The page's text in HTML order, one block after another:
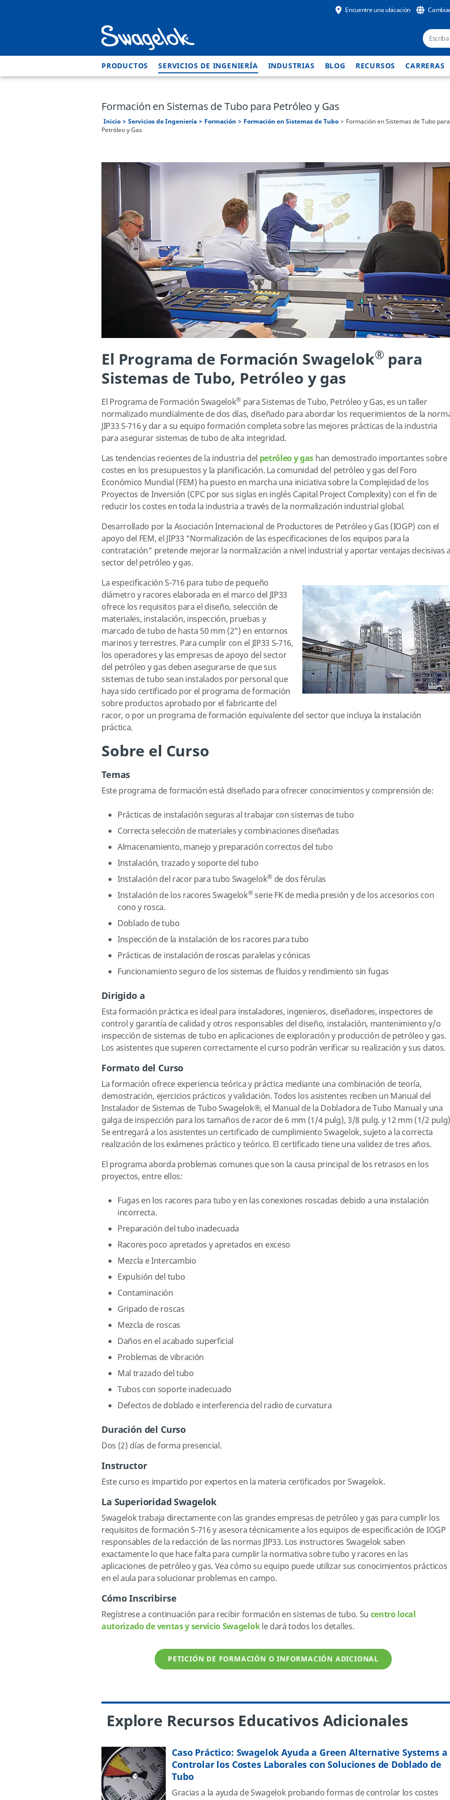
Encuentre una ubicación
PRODUCTOS SERVICIOS DE INGENIERÍA INDUSTRIAS BLOG RECURSOS CARRERAS
Formación en Sistemas de Tubo para Petróleo y Gas
Inicio Servicios de Ingeniería Formación Formación en Sistemas de Tubo
Formación en Sistemas de Tubo para
Petróleo y Gas
El Programa de Formación Swagelok® para
Sistemas de Tubo, Petróleo y gas
El Programa de Formación Swagelok® para Sistemas de Tubo, Petróleo y Gas, es un taller
normalizado mundialmente de dos días, diseñado para abordar los requerimientos de la
JIP33 S-716 y dar a su equipo formación completa sobre las mejores prácticas de la industria
para asegurar sistemas de tubo de alta integridad.
Las tendencias recientes de la industria del petróleo y gas han demostrado importantes sobre
costes en los presupuestos y la planificación. La comunidad del petróleo y gas del Foro
Económico Mundial (FEM) ha puesto en marcha una iniciativa sobre la Complejidad de los
Proyectos de Inversión (CPC por sus siglas en inglés Capital Project Complexity) con el fin de
reducir los costes en toda la industria a través de la normalización industrial global.
Desarrollado por la Asociación Internacional de Productores de Petróleo y Gas (IOGP) con el
apoyo del FEM, el JIP33 "Normalización de las especificaciones de los equipos para la
contratación" pretende mejorar la normalización a nivel industrial y aportar ventajas decisivas
sector del petróleo y gas.
La especificación S-716 para tubo de pequeño
diámetro y racores elaborada en el marco del JIP33
ofrece los requisitos para el diseño, selección de
materiales, instalación, inspección, pruebas y
marcado de tubo de hasta 50 mm (2") en entornos
marinos y terrestres. Para cumplir con el JIP33 S-716,
los operadores y las empresas de apoyo del sector
del petróleo y gas deben asegurarse de que sus
sistemas de tubo sean instalados por personal que
haya sido certificado por el programa de formación
sobre productos aprobado por el fabricante del
racor, o por un programa de formación equivalente del sector que incluya la instalación
práctica.
Sobre el Curso
Temas
Este programa de formación está diseñado para ofrecer conocimientos y comprensión de:
Prácticas de instalación seguras al trabajar con sistemas de tubo
Correcta selección de materiales y combinaciones diseñadas
Almacenamiento, manejo y preparación correctos del tubo
Instalación, trazado y soporte del tubo
Instalación del racor para tubo Swagelok®de dos férulas
Instalación de los racores Swagelok®serie FK de media presión y de los accesorios con
cono y rosca.
Doblado de tubo
Inspección de la instalación de los racores para tubo
Prácticas de instalación de roscas paralelas y cónicas
Funcionamiento seguro de los sistemas de fluidos y rendimiento sin fugas
Dirigido a
Esta formación práctica es ideal para instaladores, ingenieros, diseñadores, inspectores de
control y garantía de calidad y otros responsables del diseño, instalación, mantenimiento y/o
inspección de sistemas de tubo en aplicaciones de exploración y producción de petróleo y gas.
Los asistentes que superen correctamente el curso podrán verificar su realización y sus datos.
Formato del Curso
La formación ofrece experiencia teórica y práctica mediante una combinación de teoría,
demostración, ejercicios prácticos y validación. Todos los asistentes reciben un Manual del
Instalador de Sistemas de Tubo Swagelok®, el Manual de la Dobladora de Tubo Manual y una
galga de inspección para los tamaños de racor de 6 mm (1/4 pulg), 3/8 pulg. y 12 mm (1/2
Se entregará a los asistentes un certificado de cumplimiento Swagelok, sujeto a la correcta
realización de los exámenes práctico y teórico. El certificado tiene una validez de tres años.
El programa aborda problemas comunes que son la causa principal de los retrasos en los
proyectos, entre ellos:
Fugas en los racores para tubo y en las conexiones roscadas debido a una instalación
incorrecta.
Preparación del tubo inadecuada
Racores poco apretados y apretados en exceso
Mezcla e Intercambio
Expulsión del tubo
Contaminación
Gripado de roscas
Mezcla de roscas
Daños en el acabado superficial
Problemas de vibración
Mal trazado del tubo
Tubos con soporte inadecuado
Defectos de doblado e interferencia del radio de curvatura
Duración del Curso
Dos (2) días de forma presencial.
Instructor
Este curso es impartido por expertos en la materia certificados por Swagelok.
La Superioridad Swagelok
Swagelok trabaja directamente con las grandes empresas de petróleo y gas para cumplir los
requisitos de formación S-716 y asesora técnicamente a los equipos de especificación de IOGP
responsables de la redacción de las normas JIP33. Los instructores Swagelok saben
exactamente lo que hace falta para cumplir la normativa sobre tubo y racores en las
aplicaciones de petróleo y gas. Vea cómo su equipo puede utilizar sus conocimientos prácticos
en el aula para solucionar problemas en campo.
Cómo Inscribirse
Regístrese a continuación para recibir formación en sistemas de tubo. Su centro local
autorizado de ventas y servicio Swagelokle dará todos los detalles.
PETICIÓN DE FORMACIÓN O INFORMACIÓN ADICIONAL
Explore Recursos Educativos Adicionales
Caso Práctico: Swagelok Ayuda a Green Alternative Systems a
Controlar los Costes Laborales con Soluciones de Doblado de
Tubo
Gracias a la ayuda de Swagelok probando formas de controlar los costes